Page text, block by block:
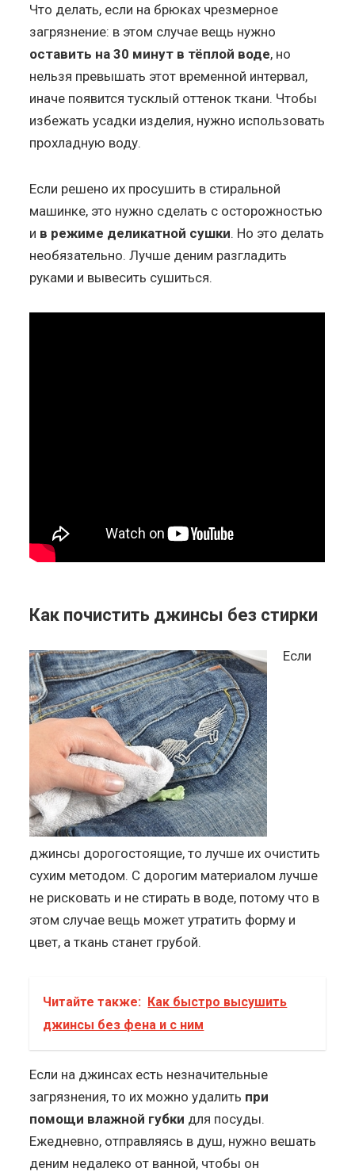
Что делать, если на брюках чрезмерное
загрязнение: в этом случае вещь нужно
оставить на 30 минут в тёплой воде, но
нельзя превышать этот временной интервал,
иначе появится тусклый оттенок ткани. Чтобы
избежать усадки изделия, нужно использовать
прохладную воду.
Если решено их просушить в стиральной
машинке, это нужно сделать с осторожностью
и в режиме деликатной сушки. Но это делать
необязательно. Лучше деним разгладить
руками и вывесить сушиться.
Как почистить джинсы без стирки
Если
джинсы дорогостоящие, то лучше их очистить
сухим методом. С дорогим материалом лучше
не рисковать и не стирать в воде, потому что в
этом случае вещь может утратить форму и
цвет, а ткань станет грубой.
Читайте также: Как быстро высушить
джинсы без фена и с ним
Если на джинсах есть незначительные
загрязнения, то их можно удалить при
помощи влажной губки для посуды.
Ежедневно, отправляясь в душ, нужно вешать
деним недалеко от ванной, чтобы он